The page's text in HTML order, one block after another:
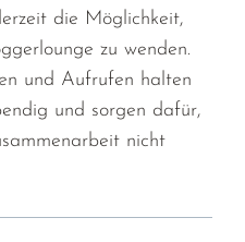
die Möglichkeit,
zu wenden.
und Aufrufen halten
und sorgen dafür,
nicht